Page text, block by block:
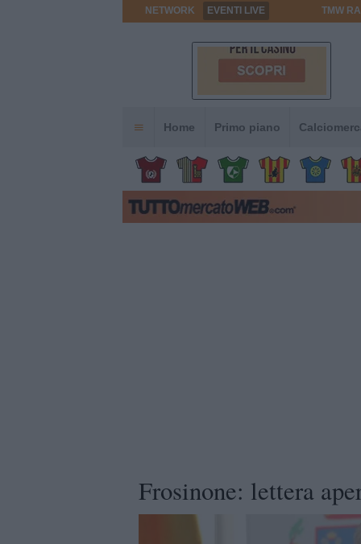
NETWORK EVENTI LIVE TMW
Home Primo piano
Frosinone: lettera